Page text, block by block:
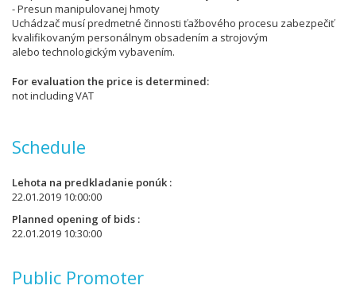
- Presun manipulovanej hmoty
Uchádzač musí predmetné činnosti ťažbového procesu zabezpečiť
kvalifikovaným personálnym obsadením a strojovým
alebo technologickým vybavením.
For evaluation the price is determined
not including VAT
Schedule
Lehota na predkladanie ponúk
22.01.2019 10:00:00
Planned opening of bids
22.01.2019 10:30:00
Public Promoter